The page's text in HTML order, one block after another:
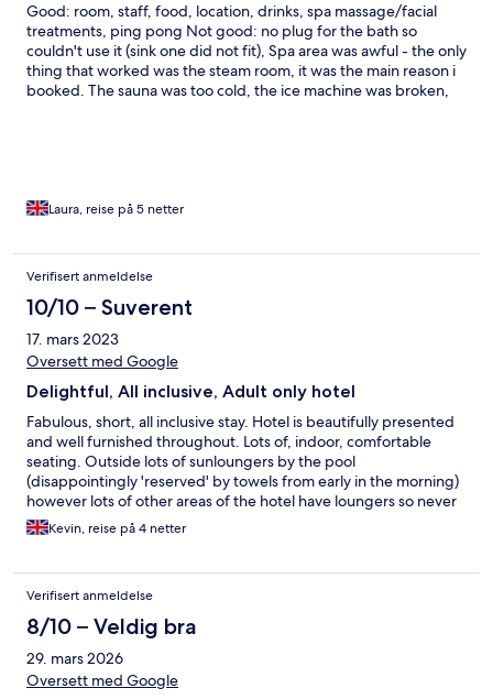
Good: room, staff, food, location, drinks, spa massage/facial
treatments, ping pong Not good: no plug for the bath so
couldn't use it (sink one did not fit), Spa area was awful - the only
thing that worked was the steam room, it was the main reason i
booked. The sauna was too cold, the ice machine was broken,
you could have offered this to everyone. Lack of snacks
Wifi poor Some drinks machines in restaurant broken Gym very
basic Lights on tables in restaurant were not charged up
Laura, reise på 5 netter
Verifisert anmeldelse
10/10 – Suverent
17. mars 2023
Oversett med Google
Delightful, All inclusive, Adult only hotel
Fabulous, short, all inclusive stay. Hotel is beautifully presented
and well furnished throughout. Lots of, indoor, comfortable
seating. Outside lots of sunloungers by the pool
(disappointingly 'reserved' by towels from early in the morning)
however lots of other areas of the hotel have loungers so never
a problem getting one. Our room was the classic twin (wish they
could find away of fixing the twin beds together) separate
overall nice and spacious. Food was excellent, different, country
based, theme every night. Good quality food, with lots of
choice and friendly and happy staff. As well as breakfast, lunch
and dinner in the restaurant, limited amount of snacks available
in bar area. Definately consider staying again
Kevin, reise på 4 netter
Verifisert anmeldelse
8/10 – Veldig bra
29. mars 2026
Oversett med Google